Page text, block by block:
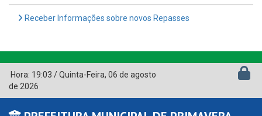
PREFEITURA MUNICIPAL DE PRIMAVERA
Rua Coronel Braz Cavalcante 42, Primavera - PE, 55.510-000
Horário de atendimento: de Segunda à Sexta, a partir das
07:00hs às 13:00hs (exceto nos feriados)